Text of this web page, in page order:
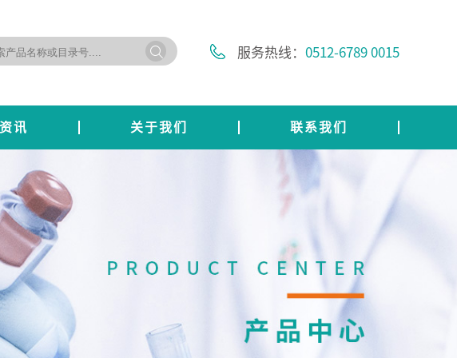
服务热线： 0512-6789 0015
讯 关于我们 联系我们